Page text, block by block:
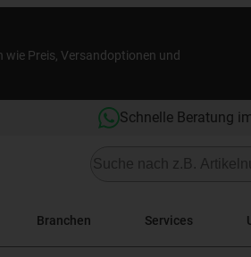
Preis, Versandoptionen und
Schnelle Beratung
Branchen Services